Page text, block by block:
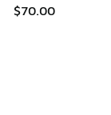
$70.00